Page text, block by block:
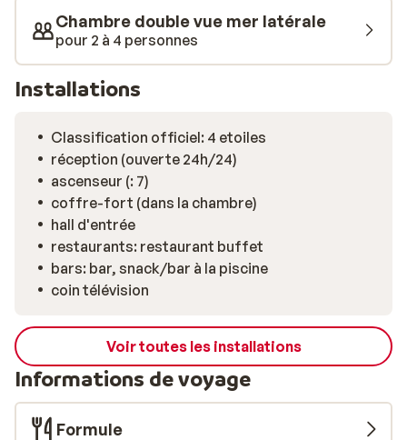
des jeux amusants. Cet hôtel propose détente de
amusement pour petits et grands. D'ailleurs, si vous
aimez une activité en particulier, vous pourrez
rejoindre notre équipe d'animation!
Chambre double vue mer latérale
pour 2 à 4 personnes
Installations
Classification officiel: 4 etoiles
réception (ouverte 24h/24)
ascenseur (: 7)
coffre-fort (dans la chambre)
hall d'entrée
restaurants: restaurant buffet
bars: bar, snack/bar à la piscine
coin télévision
Voir toutes les installations
Informations de voyage
Formule